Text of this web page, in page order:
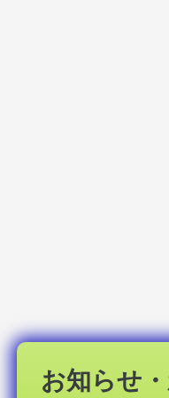
お知らせ